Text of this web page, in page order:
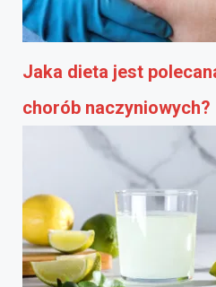
Jaka dieta jest
chorób naczyniowych?